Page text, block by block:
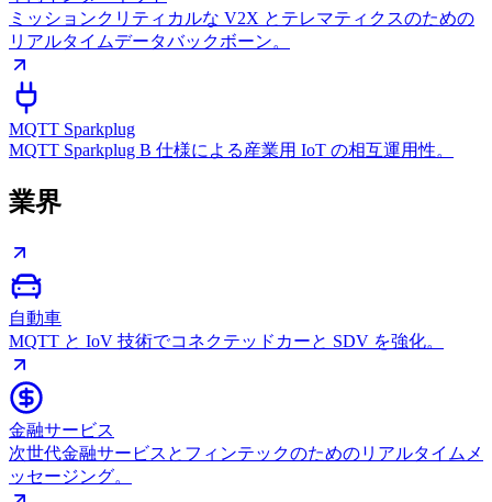
ミッションクリティカルな V2X とテレマティクスのための
リアルタイムデータバックボーン。
MQTT Sparkplug
MQTT Sparkplug B 仕様による産業用 IoT の相互運用性。
業界
自動車
MQTT と IoV 技術でコネクテッドカーと SDV を強化。
金融サービス
次世代金融サービスとフィンテックのためのリアルタイムメ
ッセージング。